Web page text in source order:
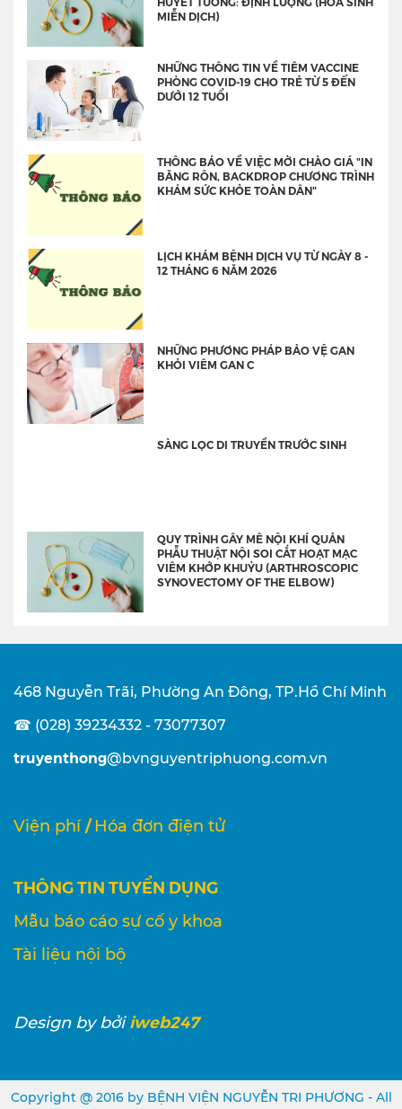
MIỄN DỊCH)
NHỮNG THÔNG TIN VỀ TIÊM VACCINE
PHÒNG COVID-19 CHO TRẺ TỪ 5 ĐẾN
DƯỚI 12 TUỔI
THÔNG BÁO VỀ VIỆC MỜI CHÀO GIÁ "IN
BĂNG RÔN, BACKDROP CHƯƠNG TRÌNH
KHÁM SỨC KHỎE TOÀN DÂN"
LỊCH KHÁM BỆNH DỊCH VỤ TỪ NGÀY 8 -
12 THÁNG 6 NĂM 2026
NHỮNG PHƯƠNG PHÁP BẢO VỆ GAN
KHỎI VIÊM GAN C
SÀNG LỌC DI TRUYỀN TRƯỚC SINH
QUY TRÌNH GÂY MÊ NỘI KHÍ QUẢN
PHẪU THUẬT NỘI SOI CẮT HOẠT MẠC
VIÊM KHỚP KHUỶU (ARTHROSCOPIC
SYNOVECTOMY OF THE ELBOW)
468 Nguyễn Trãi, Phường An Đông, TP.Hồ Chí Minh
☎ (028) 39234332 - 73077307
truyenthong@bvnguyentriphuong.com.vn
Viện phí / Hóa đơn điện tử
THÔNG TIN TUYỂN DỤNG
Mẫu báo cáo sự cố y khoa
Tài liệu nội bộ
Designby bởi iweb247
Copyright @ 2016 by BỆNH VIỆN NGUYỄN TRI PHƯƠNG - All